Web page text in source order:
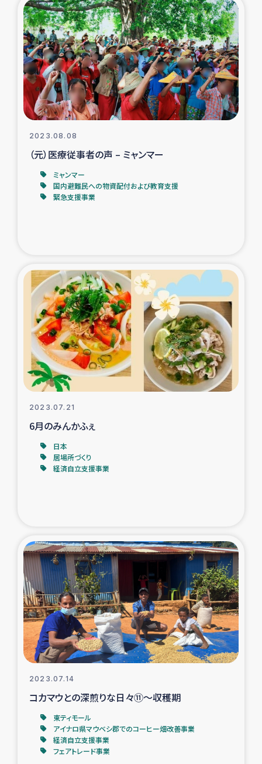
トルコ・シリア地震被災者支援
デニヤヤ小規模紅茶農家支援
コーヒー生産者支援
アイナロ県マウベシ郡でのコーヒー畑改善事業
ベイルート大規模爆発被災者支援
女性の生計向上支援
2023.08.08
（元）医療従事者の声 – ミャンマー
ミャンマー
国内避難民への物資配付および教育支援
緊急支援事業
2023.07.21
6月のみんかふぇ
日本
居場所づくり
経済自立支援事業
2023.07.14
コカマウとの深煎りな日々⑪～収穫期
東ティモール
アイナロ県マウベシ郡でのコーヒー畑改善事業
経済自立支援事業
フェアトレード事業